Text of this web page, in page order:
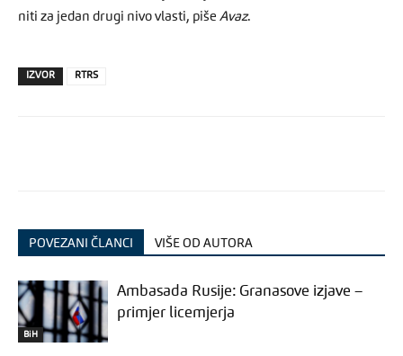
niti za jedan drugi nivo vlasti, piše Avaz.
IZVOR RTRS
POVEZANI ČLANCI VIŠE OD AUTORA
BiH
Ambasada Rusije: Granasove izjave –
primjer licemjerja